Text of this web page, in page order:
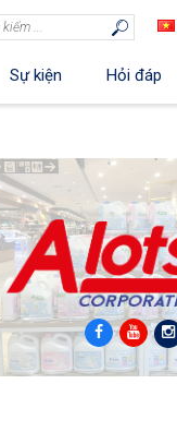
Sự kiện Hỏi đáp